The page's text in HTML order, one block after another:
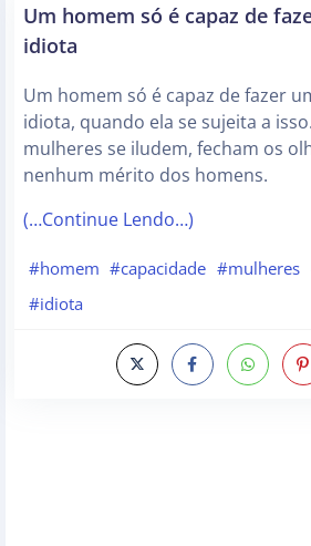
Um homem só é capaz de
idiota
Um homem só é capaz de fazer
idiota, quando ela se sujeita a
mulheres se iludem, fecham os
nenhum mérito dos homens.
(…Continue Lendo…)
#homem #capacidade #mulheres
#idiota